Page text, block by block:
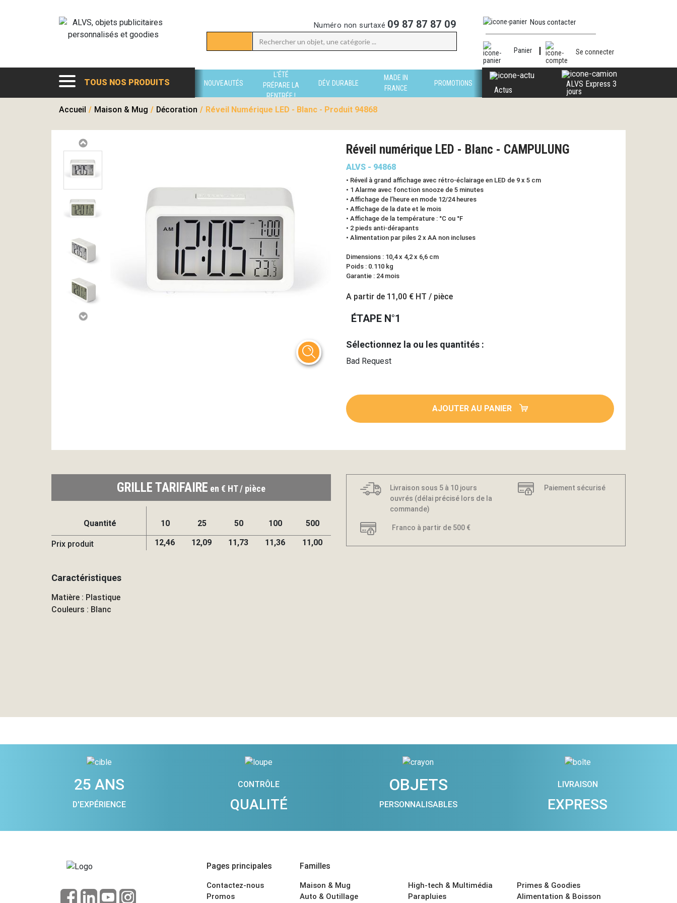
Numéro non surtaxé 09 87 87 87 09 Nous contacter
Panier Se connecter
TOUS NOS PRODUITS NOUVEAUTÉS
L'ÉTÉ
PRÉPARE LA
RENTRÉE !
DÉV. DURABLE
MADE IN
FRANCE
PROMOTIONS
Actus
ALVS Express 3
jours
Accueil / Maison & Mug / Décoration / Réveil Numérique LED - Blanc - Produit 94868
Réveil numérique LED - Blanc - CAMPULUNG
ALVS - 94868
• Réveil à grand affichage avec rétro-éclairage en LED de 9 x 5 cm
• 1 Alarme avec fonction snooze de 5 minutes
• Affichage de l’heure en mode 12/24 heures
• Affichage de la date et le mois
• Affichage de la température : °C ou °F
• 2 pieds anti-dérapants
• Alimentation par piles 2 x AA non incluses
Dimensions : 10,4 x 4,2 x 6,6 cm
Poids : 0.110 kg
Garantie : 24 mois
A partir de 11,00 € HT / pièce
ÉTAPE N°1
Sélectionnez la ou les quantités :
Bad Request
AJOUTER AU PANIER
GRILLE TARIFAIRE en € HT / pièce
Quantité 10 25 50 100 500
Prix produit 12,46 12,09 11,73 11,36 11,00
Caractéristiques
Matière : Plastique
Couleurs : Blanc
Livraison sous 5 à 10 jours
ouvrés (délai précisé lors de la
commande)
Paiement sécurisé
Franco à partir de 500 €
25 ANS
D'EXPÉRIENCE
CONTRÔLE
QUALITÉ
OBJETS
PERSONNALISABLES
LIVRAISON
EXPRESS
Pages principales
Contactez-nous
Promos
Familles
Maison & Mug
Auto & Outillage
High-tech & Multimédia
Parapluies
Primes & Goodies
Alimentation & Boisson